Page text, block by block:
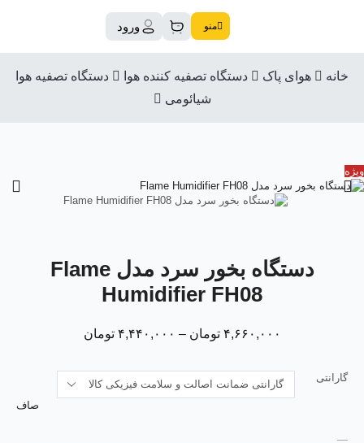
منو ورود
خانه هوای پاک دستگاه تصفیه کننده هوا
دستگاه تصفیه هوا
شیائومی
ویژه
دستگاه بخور سرد مدل Flame
Humidifier FH08
۴,۶۶۰,۰۰۰ تومان – ۴,۴۴۰,۰۰۰ تومان
گارانتی
صاف